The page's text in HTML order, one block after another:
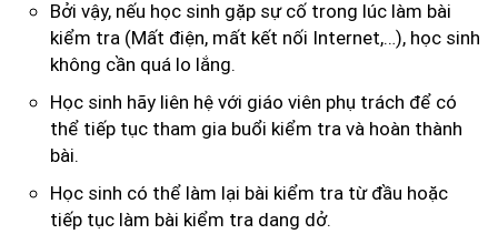
Bởi vậy, nếu học sinh gặp sự cố trong lúc làm bài
kiểm tra (Mất điện, mất kết nối Internet,…), học sinh
không cần quá lo lắng.
Học sinh hãy liên hệ với giáo viên phụ trách để có
thể tiếp tục tham gia buổi kiểm tra và hoàn thành
bài.
Học sinh có thể làm lại bài kiểm tra từ đầu hoặc
tiếp tục làm bài kiểm tra dang dở.